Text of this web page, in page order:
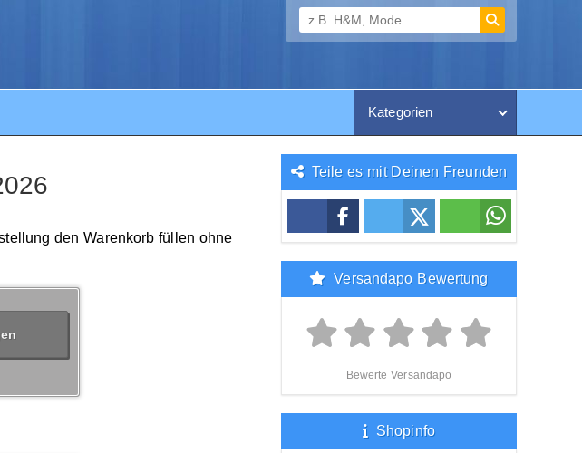
Kategorien
den Warenkorb füllen ohne
Teile es mit Deinen Freunden
Versandapo Bewertung
Bewerte Versandapo
Shopinfo